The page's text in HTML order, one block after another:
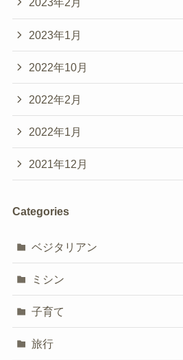
2023年1月
2022年10月
2022年2月
2022年1月
2021年12月
Categories
ベジタリアン
ミシン
子育て
旅行